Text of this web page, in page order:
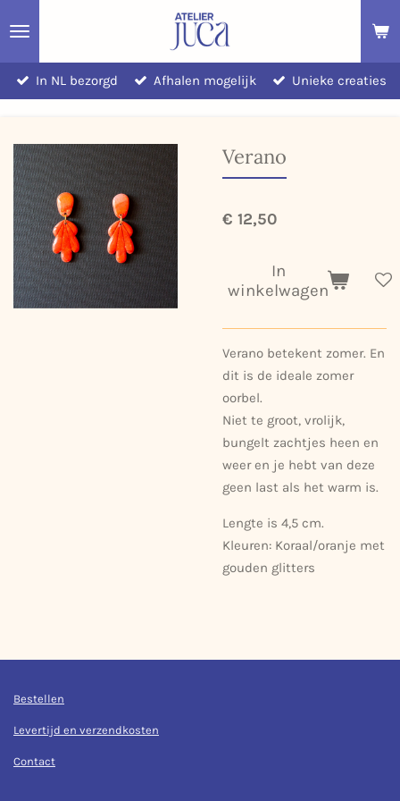
direct
naar
de
In NL bezorgd Afhalen mogelijk Unieke creaties
Verano
€ 12,50
In
winkelwagen
Verano betekent zomer. En
dit is de ideale zomer
oorbel.
Niet te groot, vrolijk,
bungelt zachtjes heen en
weer en je hebt van deze
geen last als het warm is.
Lengte is 4,5 cm.
Kleuren: Koraal/oranje met
gouden glitters
Bestellen
Levertijd en verzendkosten
Contact